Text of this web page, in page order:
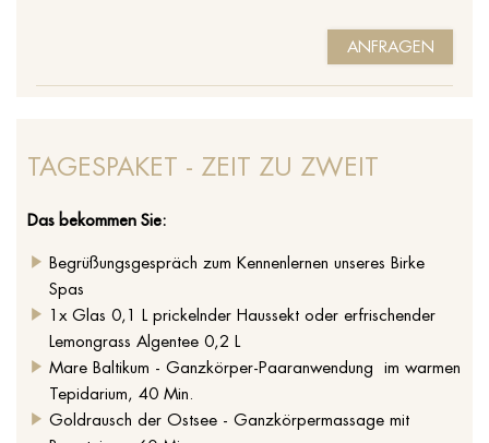
ANFRAGEN
TAGESPAKET - ZEIT ZU ZWEIT
Das bekommen Sie:
Begrüßungsgespräch zum Kennenlernen unseres Birke
Spas
1x Glas 0,1 L prickelnder Haussekt oder erfrischender
Lemongrass Algentee 0,2 L
Mare Baltikum - Ganzkörper-Paaranwendung im warmen
Tepidarium, 40 Min.
Goldrausch der Ostsee - Ganzkörpermassage mit